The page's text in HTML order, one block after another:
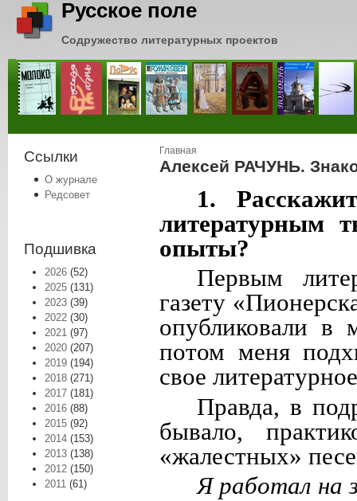
Русское поле
Содружество литературных проектов
Ссылки
О журнале
Редсовет
Подшивка
2026 (52)
2025 (131)
2023 (39)
2022 (30)
2021 (97)
2020 (207)
2019 (194)
2018 (271)
2017 (181)
2016 (88)
2015 (92)
2014 (153)
2013 (138)
2012 (150)
2011 (61)
Вы здесь
Главная
Алексей РАЧУНЬ.
1.
литературным
опыты?
Первым
газету
опубликовали в
потом меня
свое
Правда, в
бывало,
«жалестных»
Я работал на